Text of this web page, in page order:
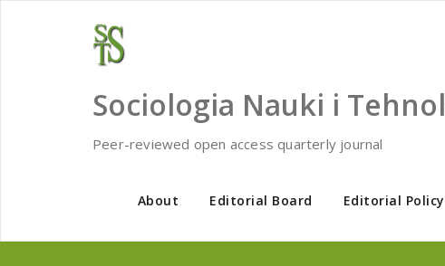
Sociologia Nauki i
Peer-reviewed open access quarterly journal
About Editorial Board Editorial Policy